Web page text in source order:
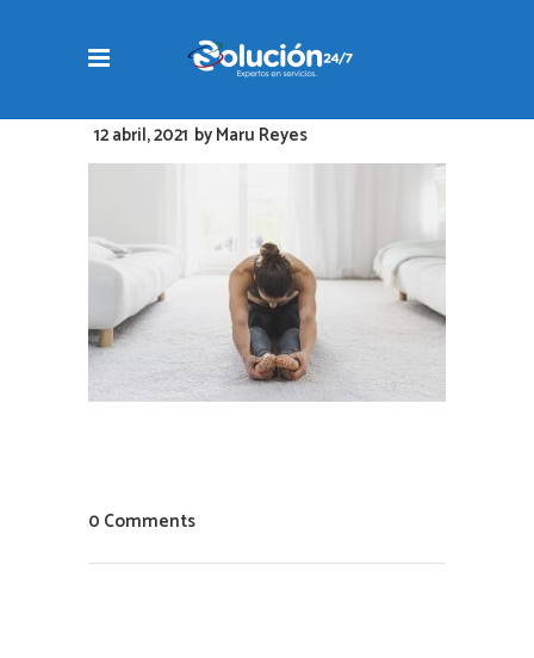
12 abril, 2021 byMaru Reyes
0 Comments